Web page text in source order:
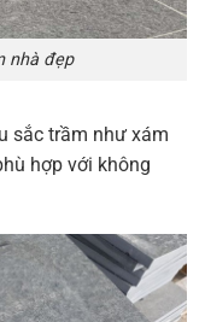
nhà đẹp
sắc trầm như xám
hợp với không